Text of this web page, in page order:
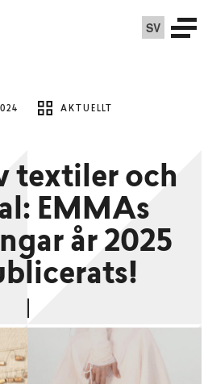
SV
AKTUELLT
textiler och
EMMAs
år 2025